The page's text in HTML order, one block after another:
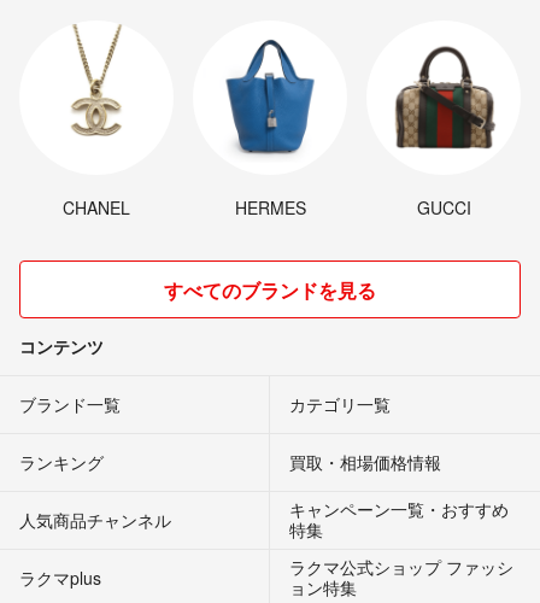
CHANEL HERMES GUCCI
すべてのブランドを見る
コンテンツ
ブランド一覧 カテゴリ一覧
ランキング 買取・相場価格情報
人気商品チャンネル
キャンペーン一覧・おすすめ
特集
ラクマplus
ラクマ公式ショップ ファッシ
ョン特集